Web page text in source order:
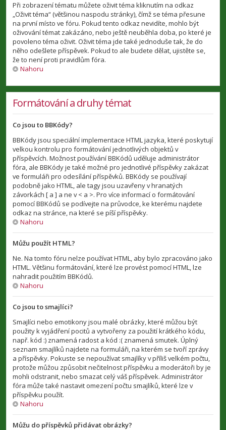
Při zobrazení tématu můžete oživit téma kliknutím na odkaz
„Oživit téma“ (většinou naspodu stránky), čímž se téma přesune
na první místo ve fóru. Pokud tento odkaz nevidíte, mohlo být
oživování témat zakázáno, nebo ještě neuběhla doba, po které je
povoleno téma oživit. Oživit téma jde také jednoduše tak, že do
něho odešlete příspěvek. Pokud to ale budete dělat, ujistěte se,
že to není proti pravidlům fóra.
Nahoru
Formátování a druhy témat
Co jsou to BBKódy?
BBKódy jsou speciální implementace HTML jazyka, které poskytují
velkou kontrolu pro formátování jednotlivých objektů v
příspěvcích. Možnost používání BBKódů uděluje administrátor
fóra, ale BBKódy je také možné pro jednotlivé příspěvky zakázat
ve formuláři pro odesílání příspěvků. BBKódy se používají
podobně jako HTML, ale tagy jsou uzavřeny v hranatých
závorkách [ a ] a ne v < a >. Pro více informací o formátování
pomocí BBKódů se podívejte na průvodce, ke kterému najdete
odkaz na stránce, na které se píší příspěvky.
Nahoru
Můžu použít HTML?
Ne. Na tomto fóru nelze používat HTML, aby bylo zpracováno jako
HTML. Většinu formátování, které lze provést pomocí HTML, lze
nahradit použitím BBKódů.
Nahoru
Co jsou to smajlíci?
Smajlíci nebo emotikony jsou malé obrázky, které můžou být
použity k vyjádření pocitů a vytvořeny za použití krátkého kódu,
např. kód :) znamená radost a kód :( znamená smutek. Úplný
seznam smajlíků najdete na formuláři, na kterém se tvoří zprávy
a příspěvky. Pokuste se nepoužívat smajlíky v příliš velkém počtu,
protože můžou způsobit nečitelnost příspěvku a moderátoři by je
mohli odstranit, nebo smazat celý váš příspěvek. Administrátor
fóra může také nastavit omezení počtu smajlíků, které lze v
příspěvku použít.
Nahoru
Můžu do příspěvků přidávat obrázky?